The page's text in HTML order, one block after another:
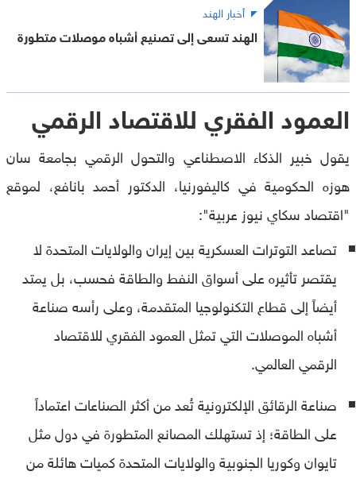
أخبار الهند
الهند تسعى إلى تصنيع أشباه موصلات متطورة
العمود الفقري للاقتصاد الرقمي
يقول خبير الذكاء الاصطناعي والتحول الرقمي بجامعة سان
هوزه الحكومية في كاليفورنيا، الدكتور أحمد بانافع، لموقع
"اقتصاد سكاي نيوز عربية":
تصاعد التوترات العسكرية بين إيران والولايات المتحدة لا
يقتصر تأثيره على أسواق النفط والطاقة فحسب، بل يمتد
أيضاً إلى قطاع التكنولوجيا المتقدمة، وعلى رأسه صناعة
أشباه الموصلات التي تمثل العمود الفقري للاقتصاد
الرقمي العالمي.
صناعة الرقائق الإلكترونية تُعد من أكثر الصناعات اعتماداً
على الطاقة؛ إذ تستهلك المصانع المتطورة في دول مثل
تايوان وكوريا الجنوبية والولايات المتحدة كميات هائلة من